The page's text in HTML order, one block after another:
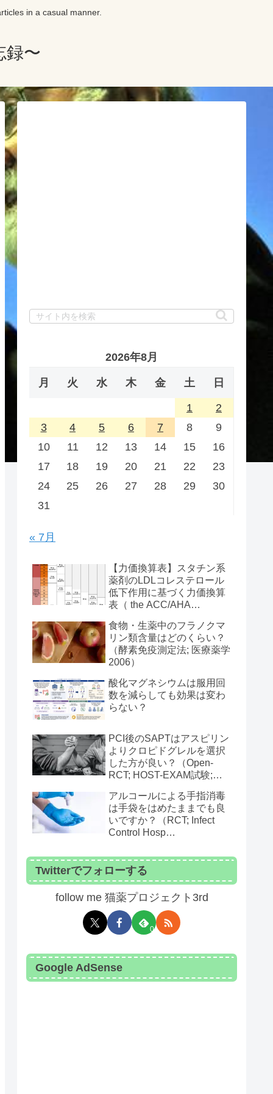
in a casual manner.
録〜
2026年8月
月 火 水 木 金 土 日
1
2
3
4 5 6 7 8
9
10
11 12 13 14 15
16
17
18 19 20 21 22
23
24
25 26 27 28 29
30
31
« 7月
【力価換算表】スタチン系
薬剤のLDLコレステロール
低下作用に基づく力価換算
表（ the ACC/AHA
Blood Cholesterol 2013）
食物・生薬中のフラノクマ
リン類含量はどのくらい？
（酵素免疫測定法; 医療薬学
2006）
酸化マグネシウムは服用回
数を減らしても効果は変わ
らない？
PCI後のSAPTはアスピリン
よりクロピドグレルを選択
した方が良い？（Open-
RCT; HOST-EXAM試験;
アルコールによる手指消毒
は手袋をはめたままでも良
いですか？（RCT; Infect
Control Hosp
Twitterでフォローする
follow me 猫薬プロジェクト3rd
0
Google AdSense